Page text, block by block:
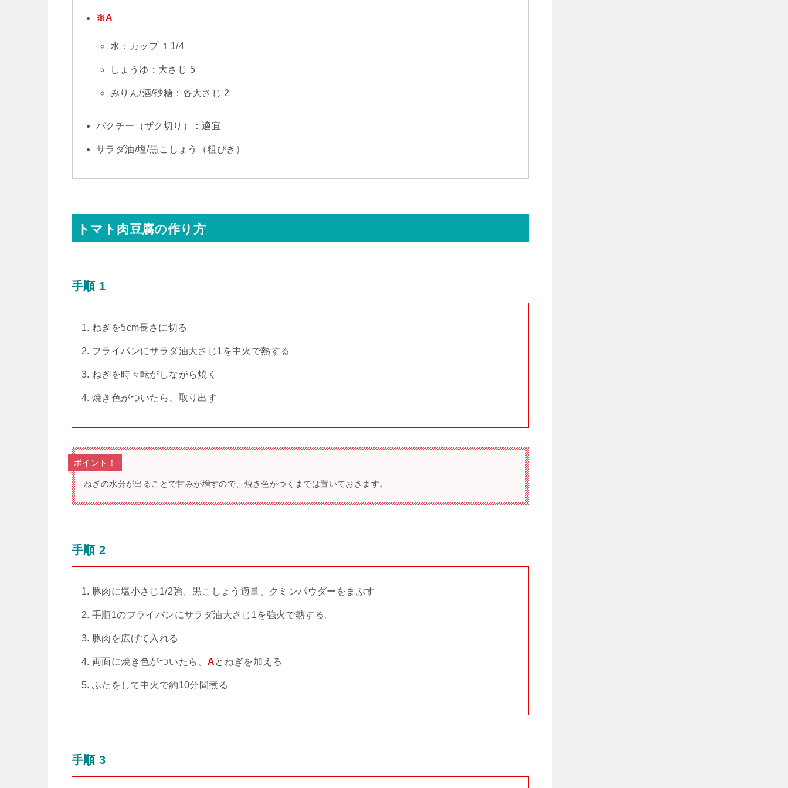
※A
水：カップ １1/4
しょうゆ：大さじ 5
みりん/酒/砂糖：各大さじ 2
パクチー（ザク切り）：適宜
サラダ油/塩/黒こしょう（粗びき）
トマト肉豆腐の作り方
手順 1
ねぎを5cm長さに切る
フライパンにサラダ油大さじ1を中火で熱する
ねぎを時々転がしながら焼く
焼き色がついたら、取り出す
ポイント！
ねぎの水分が出ることで甘みが増すので、焼き色がつくまでは置いておきます。
手順 2
豚肉に塩小さじ1/2強、黒こしょう適量、クミンパウダーをまぶす
手順1のフライパンにサラダ油大さじ1を強火で熱する。
豚肉を広げて入れる
両面に焼き色がついたら、 Aとねぎを加える
ふたをして中火で約10分間煮る
手順 3